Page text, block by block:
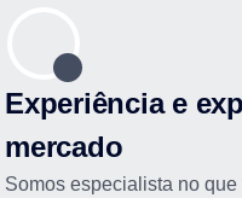
Experiência e
mercado
Somos especialista no que